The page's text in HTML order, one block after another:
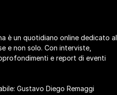
è un quotidiano online dedicato al
e non solo. Con interviste,
e report di eventi
Gustavo Diego Remaggi